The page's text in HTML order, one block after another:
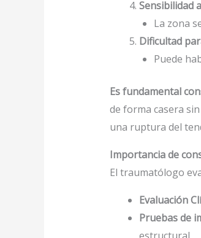
Sensibilidad
La zona
Dificultad
Puede
Es fundamental
de forma casera
una ruptura del
Importancia de
El traumatólogo
Evaluación
Pruebas de